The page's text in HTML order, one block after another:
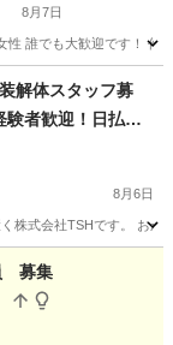
8月7日
誰でも大歓迎です！
解体スタッフ募
験者歓迎！日払
8月6日
株式会社TSHです。 お
募集